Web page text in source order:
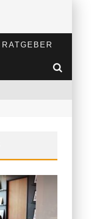
RATGEBER